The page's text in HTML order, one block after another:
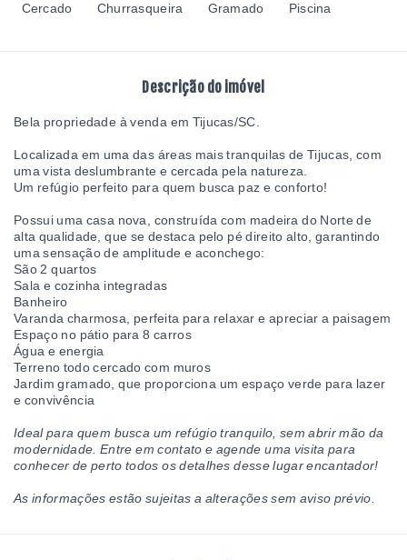
Cercado Churrasqueira Gramado Piscina
Descrição do imóvel
Bela propriedade à venda em Tijucas/SC.
Localizada em uma das áreas mais tranquilas de Tijucas, com
uma vista deslumbrante e cercada pela natureza.
Um refúgio perfeito para quem busca paz e conforto!
Possui uma casa nova, construída com madeira do Norte de
alta qualidade, que se destaca pelo pé direito alto, garantindo
uma sensação de amplitude e aconchego:
São 2 quartos
Sala e cozinha integradas
Banheiro
Varanda charmosa, perfeita para relaxar e apreciar a paisagem
Espaço no pátio para 8 carros
Água e energia
Terreno todo cercado com muros
Jardim gramado, que proporciona um espaço verde para lazer
e convivência
Ideal para quem busca um refúgio tranquilo, sem abrir mão da
modernidade. Entre em contato e agende uma visita para
conhecer de perto todos os detalhes desse lugar encantador!
As informações estão sujeitas a alterações sem aviso prévio.